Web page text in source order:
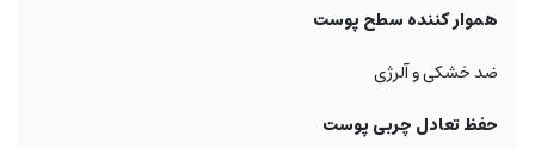
هموار کننده سطح پوست
ضد خشکی و آلرژی
حفظ تعادل چربی پوست